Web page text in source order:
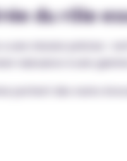
du rôle
a une mission précise
naissance à une
portent des noms